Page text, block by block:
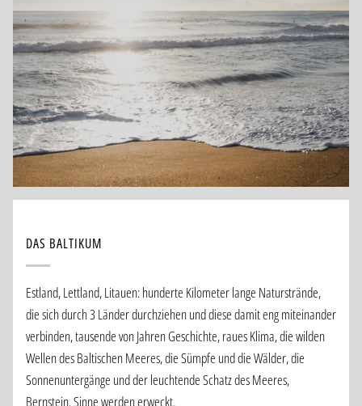
DAS BALTIKUM
Estland, Lettland, Litauen: hunderte Kilometer lange Naturstrände,
die sich durch 3 Länder durchziehen und diese damit eng miteinander
verbinden, tausende von Jahren Geschichte, raues Klima, die wilden
Wellen des Baltischen Meeres, die Sümpfe und die Wälder, die
Sonnenuntergänge und der leuchtende Schatz des Meeres,
Bernstein. Sinne werden erweckt.